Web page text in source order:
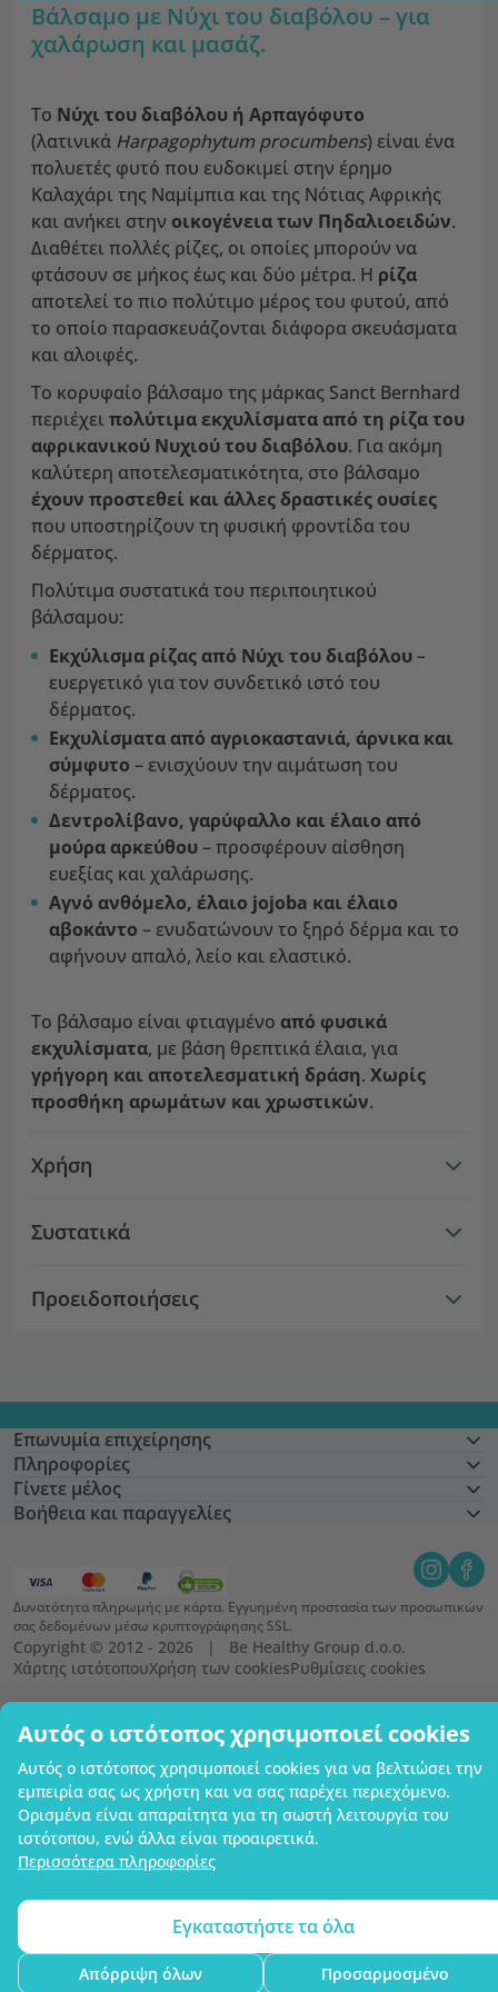
Αυτός ο ιστότοπος χρησιμοποιεί cookies
Αυτός ο ιστότοπος χρησιμοποιεί cookies για να βελτιώσει την
εμπειρία σας ως χρήστη και να σας παρέχει περιεχόμενο.
Ορισμένα είναι απαραίτητα για τη σωστή λειτουργία του
ιστότοπου, ενώ άλλα είναι προαιρετικά.
Περισσότερα πληροφορίες
Εγκαταστήστε τα όλα
Απόρριψη όλων Προσαρμοσμένο
Βάλσαμο με Nύχι του διαβόλου – για
χαλάρωση και μασάζ.
Το Νύχι του διαβόλου ή Αρπαγόφυτο
(λατινικά Harpagophytum procumbens) είναι ένα
πολυετές φυτό που ευδοκιμεί στην έρημο
Καλαχάρι της Ναμίμπια και της Νότιας Αφρικής
και ανήκει στην οικογένεια των Πηδαλιοειδών.
Διαθέτει πολλές ρίζες, οι οποίες μπορούν να
φτάσουν σε μήκος έως και δύο μέτρα. Η ρίζα
αποτελεί το πιο πολύτιμο μέρος του φυτού, από
το οποίο παρασκευάζονται διάφορα σκευάσματα
και αλοιφές.
Το κορυφαίο βάλσαμο της μάρκας Sanct Bernhard
περιέχειπολύτιμα εκχυλίσματα από τη ρίζα του
αφρικανικού Νυχιού του διαβόλου. Για ακόμη
καλύτερη αποτελεσματικότητα, στο βάλσαμο
έχουν προστεθεί και άλλες δραστικές ουσίες
που υποστηρίζουν τη φυσική φροντίδα του
δέρματος.
Πολύτιμα συστατικά του περιποιητικού
βάλσαμου:
Εκχύλισμα ρίζας από Νύχι του διαβόλου–
ευεργετικό για τον συνδετικό ιστό του
δέρματος.
Εκχυλίσματα από αγριοκαστανιά, άρνικα και
σύμφυτο – ενισχύουν την αιμάτωση του
δέρματος.
Δεντρολίβανο, γαρύφαλλο και έλαιο από
μούρα αρκεύθου– προσφέρουν αίσθηση
ευεξίας και χαλάρωσης.
Αγνό ανθόμελο, έλαιο jojoba και έλαιο
αβοκάντο – ενυδατώνουν το ξηρό δέρμα και το
αφήνουν απαλό, λείο και ελαστικό.
Το βάλσαμο είναι φτιαγμένο από φυσικά
εκχυλίσματα, με βάση θρεπτικά έλαια, για
γρήγορη και αποτελεσματική δράση. Χωρίς
προσθήκη αρωμάτων και χρωστικών.
Χρήση
Συστατικά
Προειδοποιήσεις
Επωνυμία επιχείρησης
Πληροφορίες
Γίνετε μέλος
Βοήθεια και παραγγελίες
Δυνατότητα πληρωμής με κάρτα. Εγγυημένη προστασία των προσωπικών
σας δεδομένων μέσω κρυπτογράφησης SSL.
Copyright © 2012 - 2026   |   Be Healthy Group d.o.o.
Χάρτης ιστότοπουΧρήση των cookiesΡυθμίσεις cookies